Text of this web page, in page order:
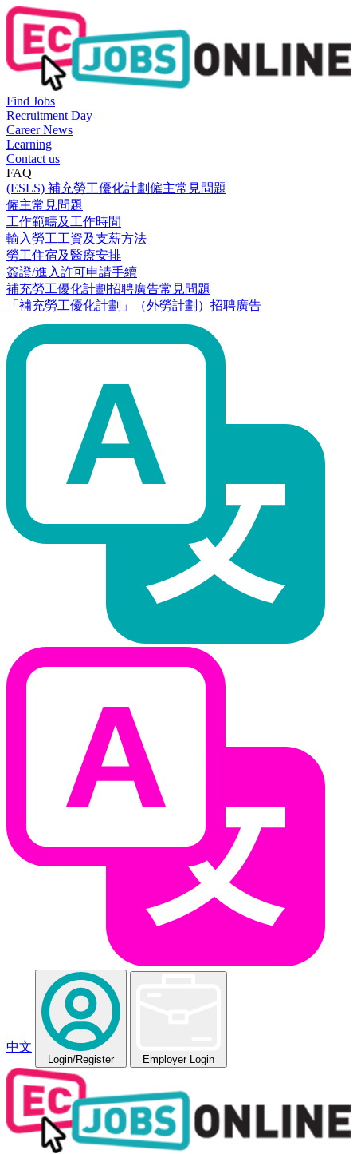
Find Jobs
Recruitment Day
Career News
Learning
Contact us
FAQ
(ESLS) 補充勞工優化計劃僱主常見問題
僱主常見問題
工作範疇及工作時間
輸入勞工工資及支薪方法
勞工住宿及醫療安排
簽證/進入許可申請手續
補充勞工優化計劃招聘廣告常見問題
「補充勞工優化計劃」（外勞計劃）招聘廣告
中文
Login/Register Employer Login